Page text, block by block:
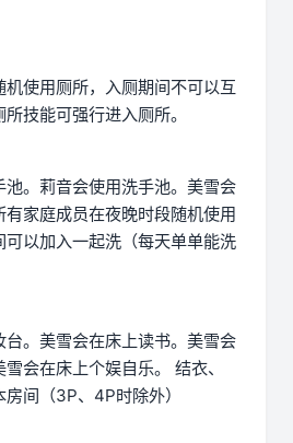
机使用厕所，入厕期间不可以互
技能可强行进入厕所。
。 莉音会使用洗手池。 美雪会
有家庭成员在夜晚时段随机使用
可以加入一起洗（每天单单能洗
。 美雪会在床上读书。 美雪会
雪会在床上个娱自乐。
结衣、
间（3P、4P时除外）